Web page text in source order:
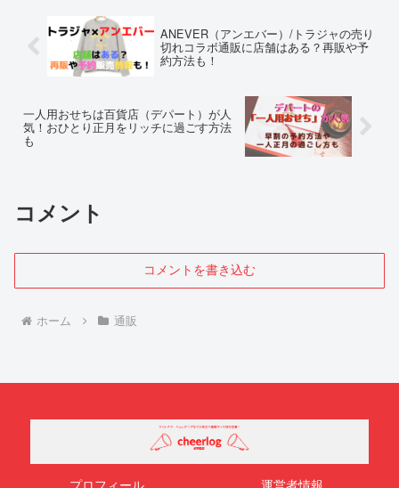
ANEVER（アンエバー）/トラジャの売り
切れコラボ通販に店舗はある？再販や予
約方法も！
一人用おせちは百貨店（デパート）が人
気！おひとり正月をリッチに過ごす方法
も
コメント
コメントを書き込む
ホーム 通販
プロフィール 運営者情報